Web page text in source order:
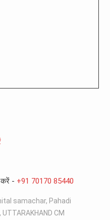
करें - +91 70170 85440
samachar, Pahadi
, UTTARAKHAND CM